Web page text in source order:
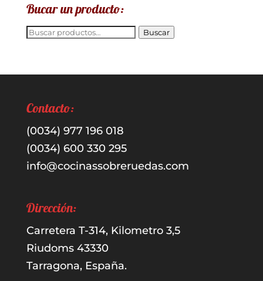
Bucar un producto:
Buscar
Buscar
Contacto:
(0034) 977 196 018
(0034) 600 330 295
info@cocinassobreruedas.com
Dirección:
Carretera T-314, Kilometro 3,5
Riudoms 43330
Tarragona, España.